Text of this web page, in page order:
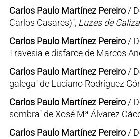
Carlos Paulo Martínez Pereiro/
Carlos Casares)", Luzes de Galiza
Carlos Paulo Martínez Pereiro/
Travesia e disfarce de Marcos
Carlos Paulo Martínez Pereiro/
galega" de Luciano Rodríguez
Carlos Paulo Martínez Pereiro/
sombra" de Xosé Mª Álvarez
Carlos Paulo Martínez Pereiro/